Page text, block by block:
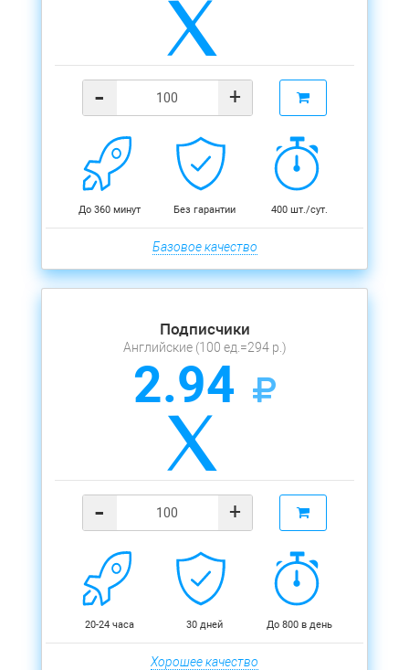
- +
До 360 минут Без гарантии 400 шт./сут.
Базовое качество
Подписчики
Английские (100 ед.=294 р.)
2.94
- +
20-24 часа 30 дней До 800 в день
Хорошее качество